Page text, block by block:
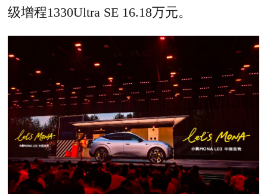
级增程1330Ultra SE 16.18万元。